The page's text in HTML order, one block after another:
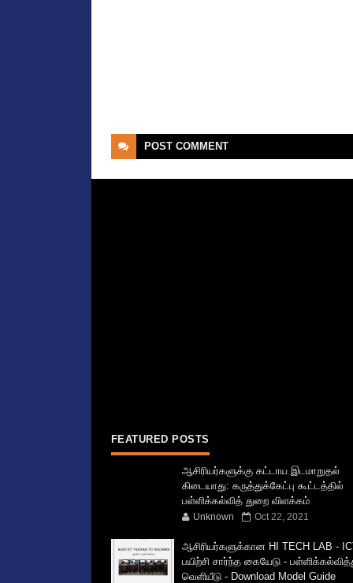
POST COMMENT
FEATURED POSTS
ஆசிரியர்களுக்கு கட்டாய இடமாறுதல்
கிடையாது: கருத்துக்கேட்பு கூட்டத்தில்
பள்ளிக்கல்வித் துறை விளக்கம்
Unknown Oct 22, 2021
ஆசிரியர்களுக்கான HI TECH LAB -
பயிற்சி சார்ந்த கையேடு -
வெளியீடு - Download Model Guide